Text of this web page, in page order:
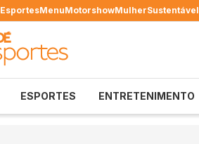
EsportesMenuMotorshowMulherSustentável
ESPORTES ENTRETENIMENTO